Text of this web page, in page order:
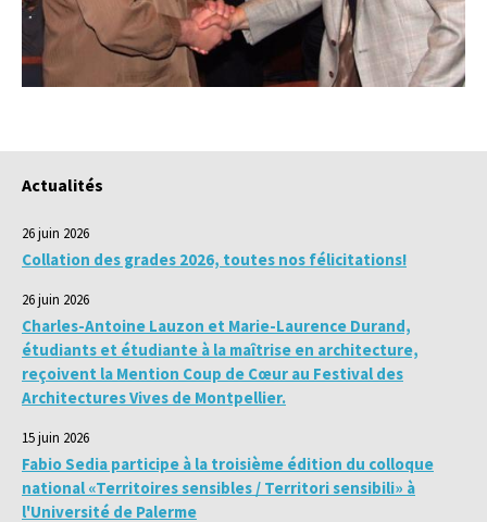
Actualités
26 juin 2026
Collation des grades 2026, toutes nos félicitations!
26 juin 2026
Charles-Antoine Lauzon et Marie-Laurence Durand,
étudiants et étudiante à la maîtrise en architecture,
reçoivent la Mention Coup de Cœur au Festival des
Architectures Vives de Montpellier.
15 juin 2026
Fabio Sedia participe à la troisième édition du colloque
national «Territoires sensibles / Territori sensibili» à
l'Université de Palerme